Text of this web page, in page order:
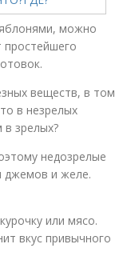
можно
простейшего
веществ, в том
в незрелых
зрелых?
недозрелые
джемов и желе.
или мясо.
вкус привычного